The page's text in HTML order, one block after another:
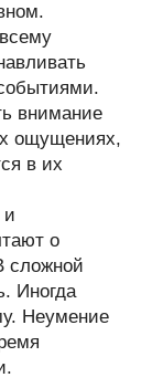
внимание
ощущениях,
в их
и
о
сложной
Иногда
Неумение